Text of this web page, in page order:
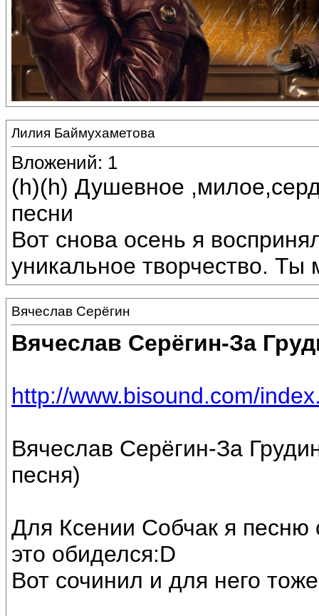
Лилия Баймухаметова
Вложений: 1
(h)(h) Душевное
песни
Вот снова осень я
уникальное творчество.
Вячеслав Серёгин
Вячеслав Серёгин-За
http://www.bisound.com/
Вячеслав Серёгин-За
песня)
Для Ксении Собчак я песню
это обиделся:D
Вот сочинил и для него